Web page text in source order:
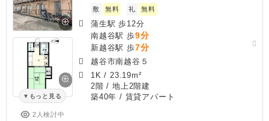
もっと見る
2人検討中
敷
無料 礼 無料
蒲生駅 歩12分
南越谷駅 歩9分
新越谷駅 歩7分
越谷市南越谷５
1K / 23.19m²
2階 / 地上2階建
築40年 / 賃貸アパート